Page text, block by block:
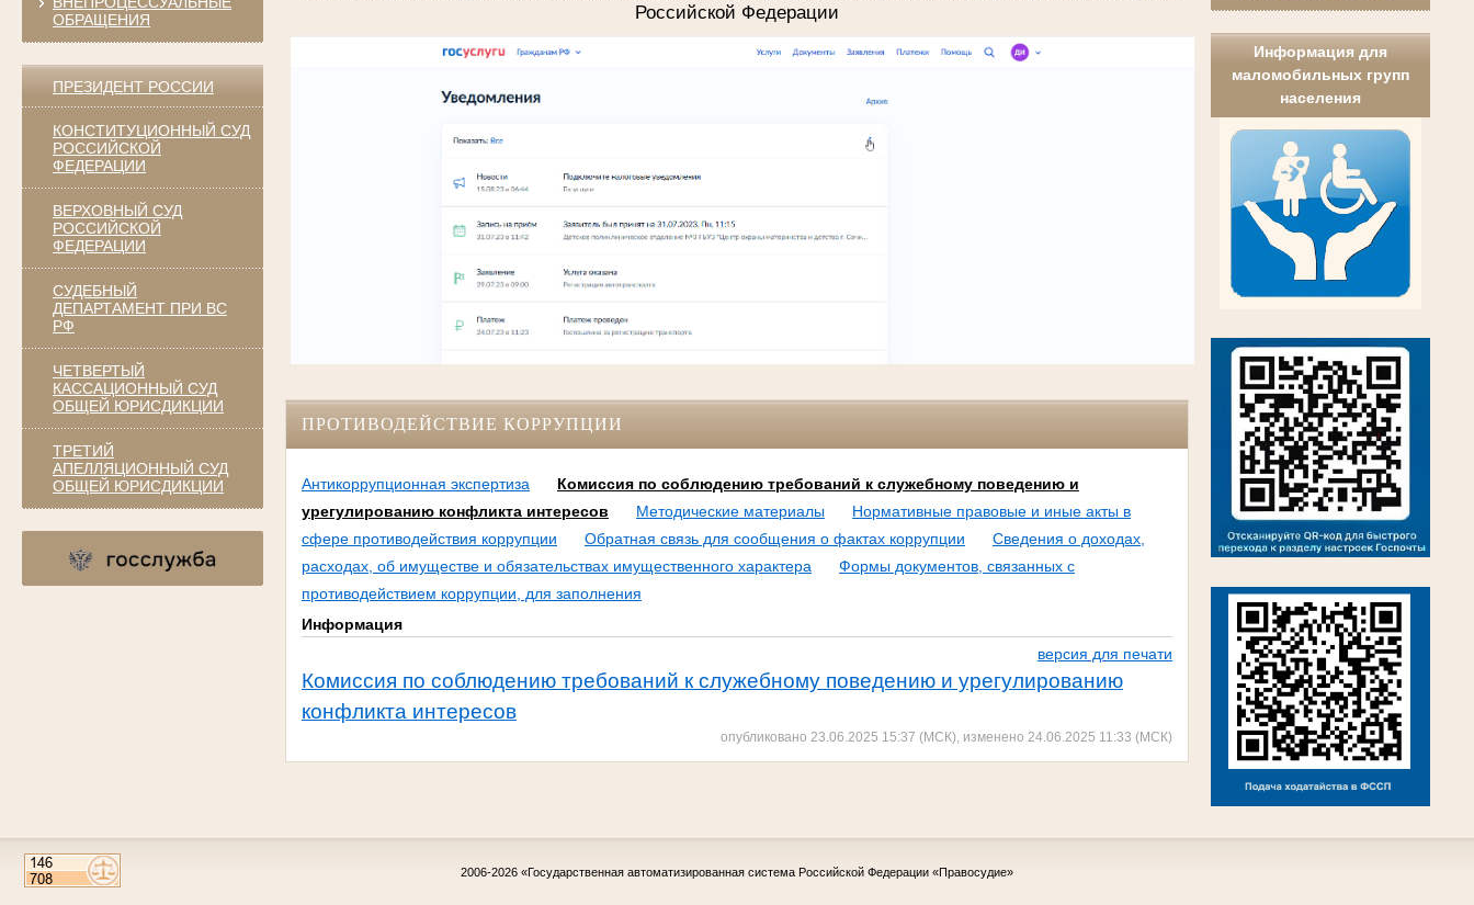
ОБРАЩЕНИЯ
ПРЕЗИДЕНТ РОССИИ
КОНСТИТУЦИОННЫЙ СУД
РОССИЙСКОЙ
ФЕДЕРАЦИИ
ВЕРХОВНЫЙ СУД
РОССИЙСКОЙ
ФЕДЕРАЦИИ
СУДЕБНЫЙ
ДЕПАРТАМЕНТ ПРИ ВС
РФ
ЧЕТВЕРТЫЙ
КАССАЦИОННЫЙ СУД
ОБЩЕЙ ЮРИСДИКЦИИ
ТРЕТИЙ
АПЕЛЛЯЦИОННЫЙ СУД
ОБЩЕЙ ЮРИСДИКЦИИ
Информация для
маломобильных групп
населения
Российской Федерации
ПРОТИВОДЕЙСТВИЕ КОРРУПЦИИ
Антикоррупционная экспертиза
Комиссия по соблюдению требований к служебному поведению и
урегулированию конфликта интересов
Методические материалы
Нормативные правовые и иные акты в
сфере противодействия коррупции
Обратная связь для сообщения о фактах коррупции
Сведения о доходах,
расходах, об имуществе и обязательствах имущественного характера
Формы документов, связанных с
противодействием коррупции, для заполнения
Информация
версия для печати
Комиссия по соблюдению требований к служебному поведению и урегулированию
конфликта интересов
опубликовано 23.06.2025 15:37 (МСК), изменено 24.06.2025 11:33 (МСК)
2006-2026 «Государственная автоматизированная система Российской Федерации «Правосудие»